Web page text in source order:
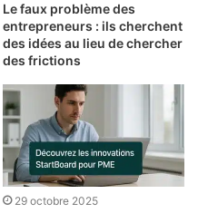
Le faux problème des
entrepreneurs : ils cherchent
des idées au lieu de chercher
des frictions
29 octobre 2025